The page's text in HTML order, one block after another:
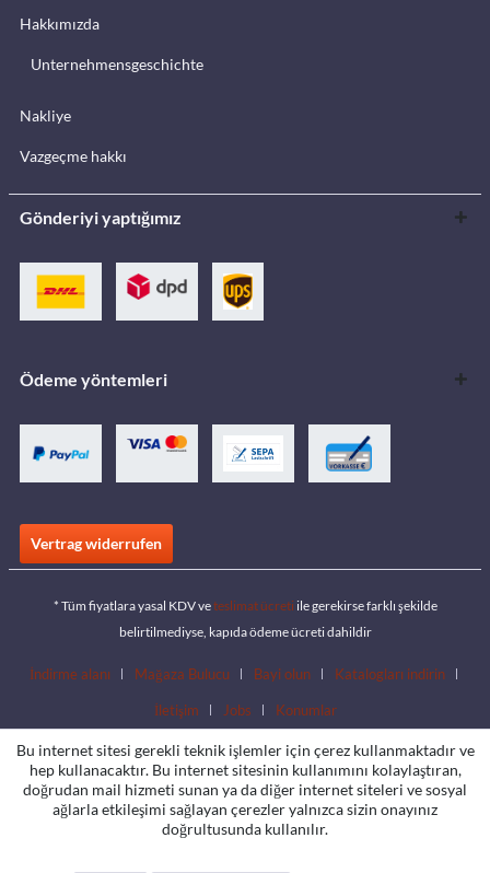
Hakkımızda
Unternehmensgeschichte
Nakliye
Vazgeçme hakkı
Gönderiyi yaptığımız
Ödeme yöntemleri
Vertrag widerrufen
* Tüm fiyatlara yasal KDV veteslimat ücreti ile gerekirse farklı şekilde
belirtilmediyse, kapıda ödeme ücreti dahildir
İndirme alanı Mağaza Bulucu Bayi olun Katalogları indirin
İletişim Jobs Konumlar
Bu internet sitesi gerekli teknik işlemler için çerez kullanmaktadır ve
hep kullanacaktır. Bu internet sitesinin kullanımını kolaylaştıran,
doğrudan mail hizmeti sunan ya da diğer internet siteleri ve sosyal
ağlarla etkileşimi sağlayan çerezler yalnızca sizin onayınız
doğrultusunda kullanılır.